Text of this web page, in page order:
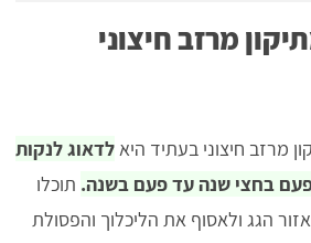
מרזב חיצוני
מרזב חיצוני בעתיד היא לדאוג לנקות
בחצי שנה עד פעם בשנה. תוכלו
הגג ולאסוף את הליכלוך והפסולת